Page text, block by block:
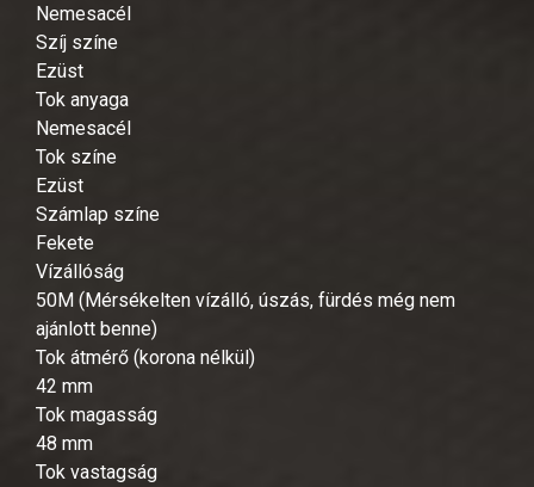
Nemesacél
Szíj színe
Ezüst
Tok anyaga
Nemesacél
Tok színe
Ezüst
Számlap színe
Fekete
Vízállóság
50M (Mérsékelten vízálló, úszás, fürdés még nem
ajánlott benne)
Tok átmérő (korona nélkül)
42 mm
Tok magasság
48 mm
Tok vastagság